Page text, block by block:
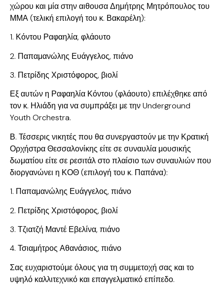
χώρου και μία στην αιθουσα Δημήτρης Μητρόπουλος του
ΜΜΑ (τελική επιλογή του κ. Βακαρέλη):
1. Κόντου Ραφαηλία, φλάουτο
2. Παπαμανώλης Ευάγγελος, πιάνο
3. Πετρίδης Χριστόφορος, βιολί
Εξ αυτών η Ραφαηλία Κόντου (φλάουτο) επιλέχθηκε από
τον κ. Ηλιάδη για να συμπράξει με την Underground
Youth Orchestra.
Β. Τέσσερις νικητές που θα συνεργαστούν με την Κρατική
Ορχήστρα Θεσσαλονίκης είτε σε συναυλία μουσικής
δωματίου είτε σε ρεσιτάλ στο πλαίσιο των συναυλιών που
διοργανώνει η ΚΟΘ (επιλογή του κ. Παπάνα):
1. Παπαμανώλης Ευάγγελος, πιάνο
2. Πετρίδης Χριστόφορος, βιολί
3. Τζιατζή Μαντέ Εβελίνα, πιάνο
4. Τσιαμήτρος Αθανάσιος, πιάνο
Σας ευχαριστούμε όλους για τη συμμετοχή σας και το
υψηλό καλλιτεχνικό και επαγγελματικό επίπεδο.